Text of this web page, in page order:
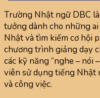
Trường Nhật ngữ DBC
tưởng dành cho những
Nhật và tìm kiếm cơ hội
chương trình giảng dạy
các kỹ năng “nghe – nói
viên sử dụng tiếng Nhật
và công việc.